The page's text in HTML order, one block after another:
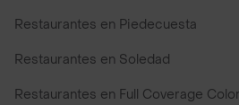
Restaurantes en Piedecuesta
Restaurantes en Soledad
Restaurantes en Full Coverage